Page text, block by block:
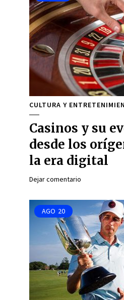
CULTURA Y
Casinos y su
desde los
la era digital
Dejar comentario
AGO 20